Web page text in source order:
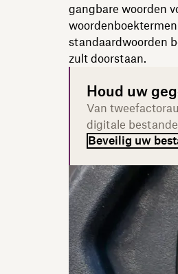
gangbare woorden
standaardwoorden
zult doorstaan.
Houd uw
Van
digitale
Beveilig uw